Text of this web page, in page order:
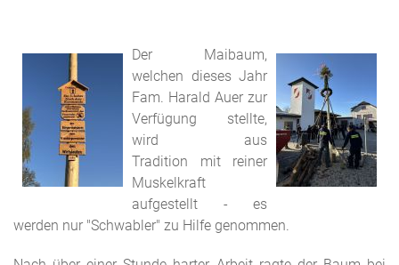
Der Maibaum,
welchen dieses Jahr
Fam. Harald Auer zur
Verfügung stellte,
wird aus
Tradition mit reiner
Muskelkraft
aufgestellt - es
werden nur "Schwabler" zu Hilfe genommen.